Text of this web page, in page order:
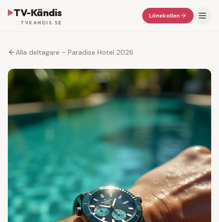
TV-Kändis
TVKANDIS.SE
Lönekollen
Alla deltagare – Paradise Hotel 2026